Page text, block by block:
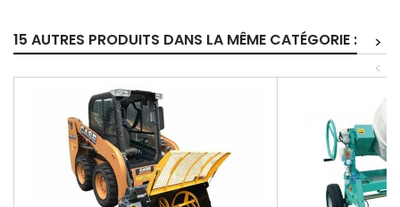
15 AUTRES PRODUITS DANS LA MÊME CATÉGORIE :
>
<